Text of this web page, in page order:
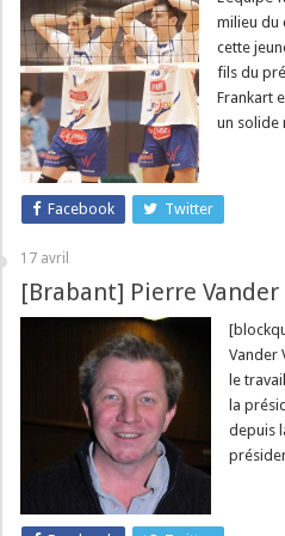
milieu du
cette
fils du
Frankart
un solide
Facebook Twitter
17 avril
[Brabant] Pierre
Vander
le
la
depuis